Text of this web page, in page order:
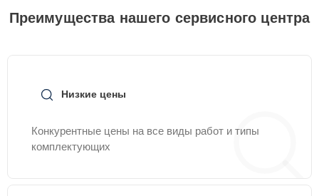
Преимущества нашего сервисного центра
Низкие цены
Конкурентные цены на все виды работ и типы
комплектующих